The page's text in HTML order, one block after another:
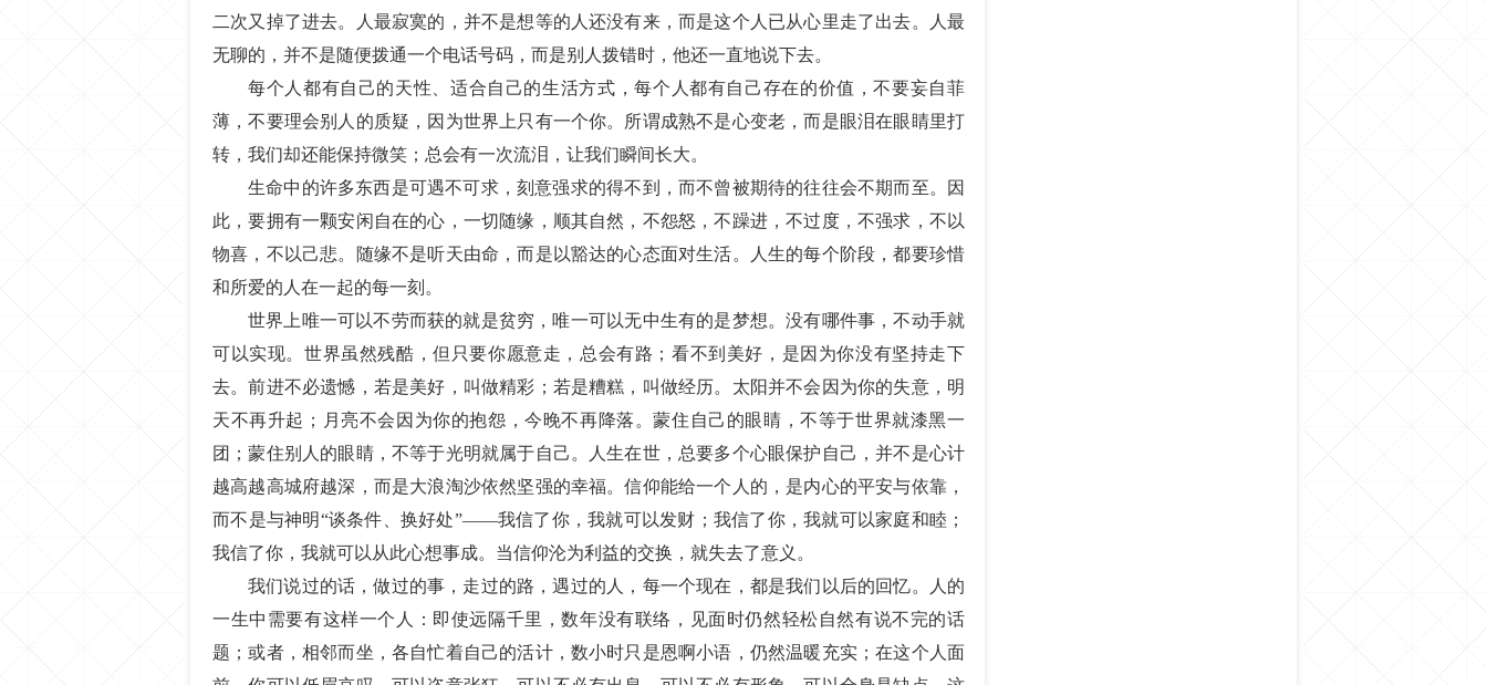
二次又掉了进去。人最寂寞的，并不是想等的人还没有来，而是这个人已从心里走了出去。人最
无聊的，并不是随便拨通一个电话号码，而是别人拨错时，他还一直地说下去。
每个人都有自己的天性、适合自己的生活方式，每个人都有自己存在的价值，不要妄自菲
薄，不要理会别人的质疑，因为世界上只有一个你。所谓成熟不是心变老，而是眼泪在眼睛里打
转，我们却还能保持微笑；总会有一次流泪，让我们瞬间长大。
生命中的许多东西是可遇不可求，刻意强求的得不到，而不曾被期待的往往会不期而至。因
此，要拥有一颗安闲自在的心，一切随缘，顺其自然，不怨怒，不躁进，不过度，不强求，不以
物喜，不以己悲。随缘不是听天由命，而是以豁达的心态面对生活。人生的每个阶段，都要珍惜
和所爱的人在一起的每一刻。
世界上唯一可以不劳而获的就是贫穷，唯一可以无中生有的是梦想。没有哪件事，不动手就
可以实现。世界虽然残酷，但只要你愿意走，总会有路；看不到美好，是因为你没有坚持走下
去。前进不必遗憾，若是美好，叫做精彩；若是糟糕，叫做经历。太阳并不会因为你的失意，明
天不再升起；月亮不会因为你的抱怨，今晚不再降落。蒙住自己的眼睛，不等于世界就漆黑一
团；蒙住别人的眼睛，不等于光明就属于自己。人生在世，总要多个心眼保护自己，并不是心计
越高越高城府越深，而是大浪淘沙依然坚强的幸福。信仰能给一个人的，是内心的平安与依靠，
而不是与神明“谈条件、换好处”——我信了你，我就可以发财；我信了你，我就可以家庭和睦；
我信了你，我就可以从此心想事成。当信仰沦为利益的交换，就失去了意义。
我们说过的话，做过的事，走过的路，遇过的人，每一个现在，都是我们以后的回忆。人的
一生中需要有这样一个人：即使远隔千里，数年没有联络，见面时仍然轻松自然有说不完的话
题；或者，相邻而坐，各自忙着自己的活计，数小时只是恩啊小语，仍然温暖充实；在这个人面